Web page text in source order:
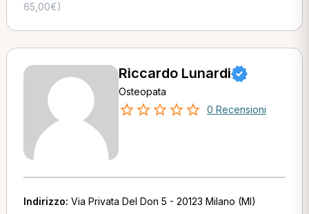
65,00€)
Riccardo Lunardi
Osteopata
0 Recensioni
Indirizzo: Via Privata Del Don 5 - 20123 Milano (MI)